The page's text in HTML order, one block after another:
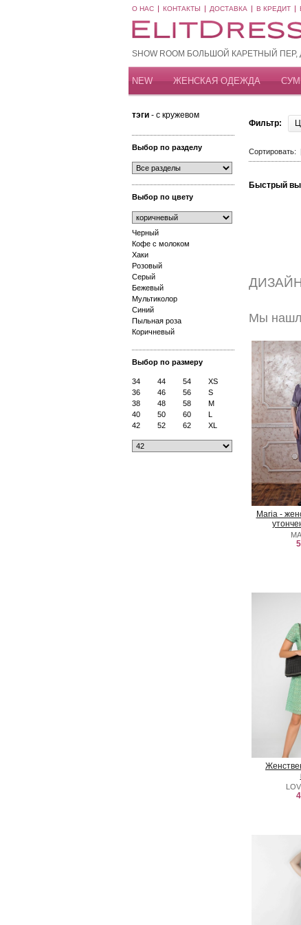
О НАС КОНТАКТЫ ДОСТАВКА В КРЕДИТ
SHOW ROOM БОЛЬШОЙ КАРЕТНЫЙ ПЕР,
NEW ЖЕНСКАЯ ОДЕЖДА
тэги - с кружевом
Выбор по разделу
Выбор по цвету
Черный
Кофе с молоком
Хаки
Розовый
Серый
Бежевый
Мультиколор
Синий
Пыльная роза
Коричневый
Выбор по размеру
34 44 54
XS
36
46 56
S
38
48 58
M
40
50 60
L
42
52 62 XL
Фильтр:
Сортировать:
Быстрый
Мы
Maria -